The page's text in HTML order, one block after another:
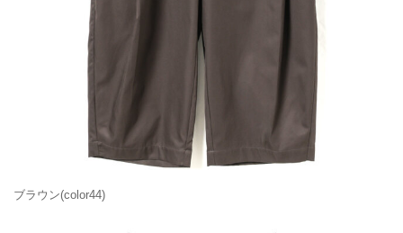
ブラウン(color44)